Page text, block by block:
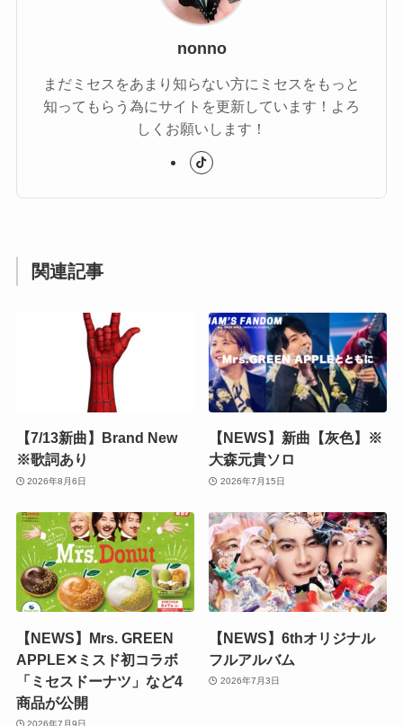
nonno
まだミセスをあまり知らない方にミセスをもっと
知ってもらう為にサイトを更新しています！よろ
しくお願いします！
関連記事
【7/13新曲】Brand New
※歌詞あり
2026年8月6日
【NEWS】新曲【灰色】※
大森元貴ソロ
2026年7月15日
【NEWS】Mrs. GREEN
APPLE✕ミスド初コラボ
「ミセスドーナツ」など4
商品が公開
2026年7月9日
【NEWS】6thオリジナル
フルアルバム
2026年7月3日